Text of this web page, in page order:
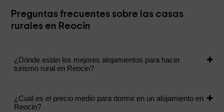
Preguntas frecuentes sobre las casas
rurales en Reocin
¿Dónde están los mejores alojamientos para hacer
turismo rural en Reocin?
¿Cuál es el precio medio para dormir en un alojamiento en
Reocin?